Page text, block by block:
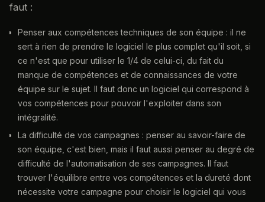
faut :
Penser aux compétences techniques de son équipe : il ne
sert à rien de prendre le logiciel le plus complet qu'il soit, si
ce n'est que pour utiliser le 1/4 de celui-ci, du fait du
manque de compétences et de connaissances de votre
équipe sur le sujet. Il faut donc un logiciel qui correspond à
vos compétences pour pouvoir l'exploiter dans son
intégralité.
La difficulté de vos campagnes : penser au savoir-faire de
son équipe, c'est bien, mais il faut aussi penser au degré de
difficulté de l'automatisation de ses campagnes. Il faut
trouver l'équilibre entre vos compétences et la dureté dont
nécessite votre campagne pour choisir le logiciel qui vous